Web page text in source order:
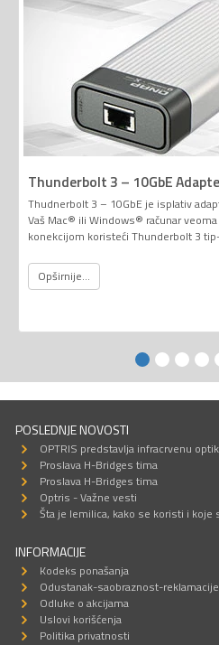
Thunderbolt 3 – 10GbE
Thudnerbolt 3 – 10GbE je isplativ
Vaš Mac® ili Windows® računar
konekcijom koristeći Thunderbolt 3
Opširnije...
POSLEDNJE NOVOSTI
OPTRIS predstavlja infracrvenu
Proslava H-Bridges tima
Proslava H-Bridges tima
Optris - Važne vesti
Šta je lemilica, kako se koristi i
INFORMACIJE
Kodeks ponašanja
Odustanak-saobraznost-reklamacije
Odluke o akcijama
Uslovi korišćenja
Politika privatnosti